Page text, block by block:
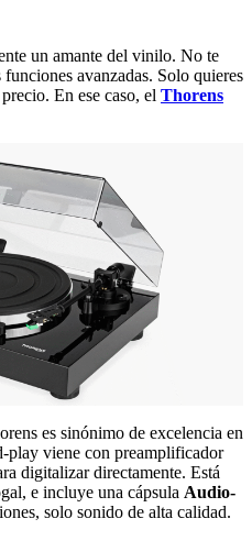
un amante del vinilo. No te
avanzadas. Solo quieres
En ese caso, el Thorens
es sinónimo de excelencia en
play viene con preamplificador
digitalizar directamente. Está
e incluye una cápsula Audio-
solo sonido de alta calidad.